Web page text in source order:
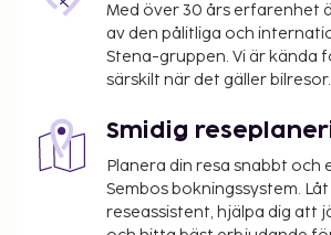
Med över 30 års erfarenhet
av den pålitliga och
Stena-gruppen. Vi är kända
särskilt när det gäller bilresor.
Smidig
Planera din resa snabbt och
Sembos bokningssystem. Låt
reseassistent, hjälpa dig att